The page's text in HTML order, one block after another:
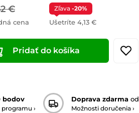
€
cena
Zľava -20%
Ušetríte 4,13 €
Pridať do košíka
bodov
›
Doprava zdarma od
Možnosti doručenia ›